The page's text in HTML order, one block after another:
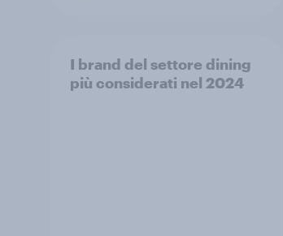
I brand del settore dining
più considerati nel 2024